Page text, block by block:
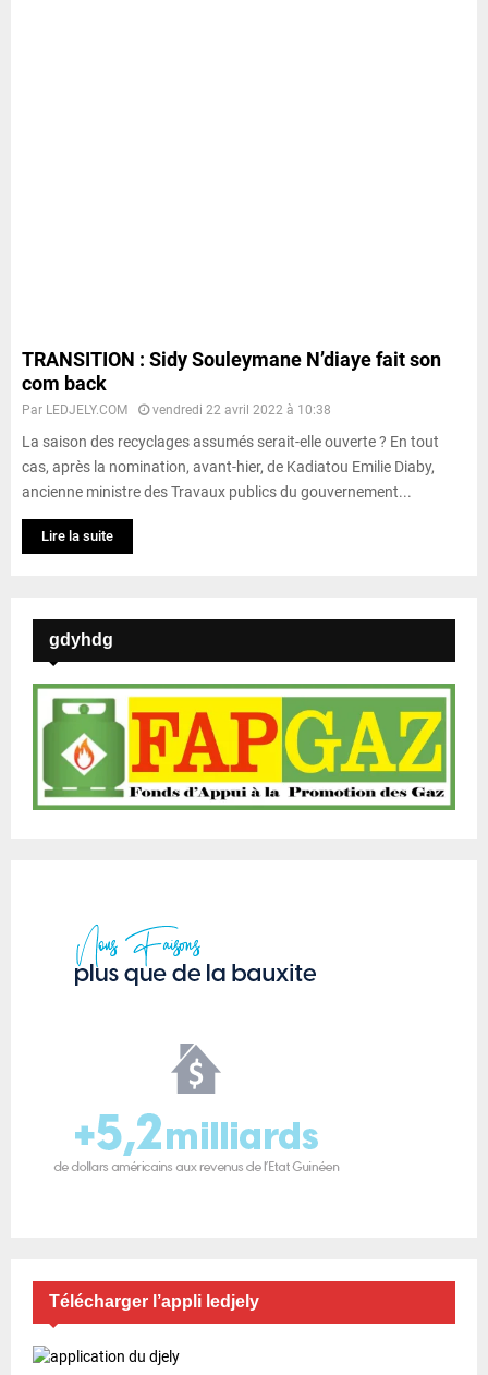
TRANSITION : Sidy Souleymane N’diaye fait son
com back
Par LEDJELY.COM vendredi 22 avril 2022 à 10:38
La saison des recyclages assumés serait-elle ouverte ? En tout
cas, après la nomination, avant-hier, de Kadiatou Emilie Diaby,
ancienne ministre des Travaux publics du gouvernement...
Lire la suite
gdyhdg
Télécharger l’appli ledjely